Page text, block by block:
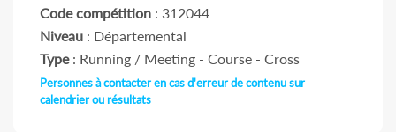
Code compétition : 312044
Niveau : Départemental
Type: Running / Meeting - Course - Cross
Personnes à contacter en cas d'erreur de contenu sur
calendrier ou résultats